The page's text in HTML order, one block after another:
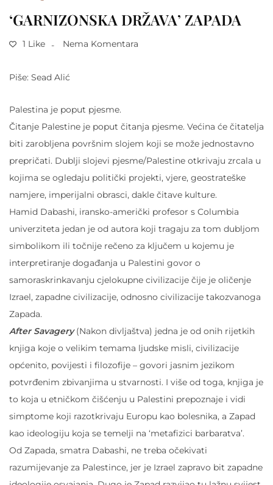
‘GARNIZONSKA DRŽAVA’ ZAPADA
1 Like Nema Komentara
Piše: Sead Alić
Palestina je poput pjesme.
Čitanje Palestine je poput čitanja pjesme. Većina će čitatelja
biti zarobljena površnim slojem koji se može jednostavno
prepričati. Dublji slojevi pjesme/Palestine otkrivaju zrcala u
kojima se ogledaju politički projekti, vjere, geostrateške
namjere, imperijalni obrasci, dakle čitave kulture.
Hamid Dabashi, iransko-američki profesor s Columbia
univerziteta jedan je od autora koji tragaju za tom dubljom
simbolikom ili točnije rečeno za ključem u kojemu je
interpretiranje događanja u Palestini govor o
samoraskrinkavanju cjelokupne civilizacije čije je oličenje
Izrael, zapadne civilizacije, odnosno civilizacije takozvanoga
Zapada.
After Savagery(Nakon divljaštva) jedna je od onih rijetkih
knjiga koje o velikim temama ljudske misli, civilizacije
općenito, povijesti i filozofije – govori jasnim jezikom
potvrđenim zbivanjima u stvarnosti. I više od toga, knjiga je
to koja u etničkom čišćenju u Palestini prepoznaje i vidi
simptome koji razotkrivaju Europu kao bolesnika, a Zapad
kao ideologiju koja se temelji na ‘metafizici barbaratva’.
Od Zapada, smatra Dabashi, ne treba očekivati
razumijevanje za Palestince, jer je Izrael zapravo bit zapadne